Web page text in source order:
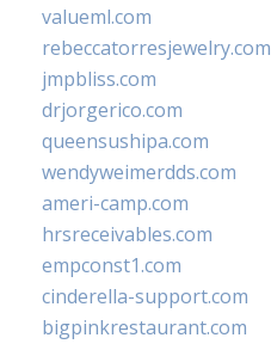
valueml.com
rebeccatorresjewelry.com
jmpbliss.com
drjorgerico.com
queensushipa.com
wendyweimerdds.com
ameri-camp.com
hrsreceivables.com
empconst1.com
cinderella-support.com
bigpinkrestaurant.com